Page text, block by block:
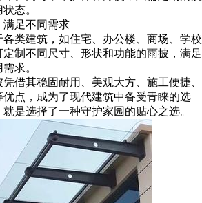
态。
足不同需求
建筑，如住宅、办公楼、商场、学校
制不同尺寸、形状和功能的雨披，满足
求。
其稳固耐用、美观大方、施工便捷、
点，成为了现代建筑中备受青睐的选
是选择了一种守护家园的贴心之选。